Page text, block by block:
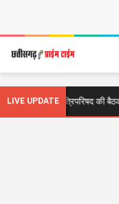
LIVE UPDATE
Breaking : मंत्रिपरिषद की बैठक